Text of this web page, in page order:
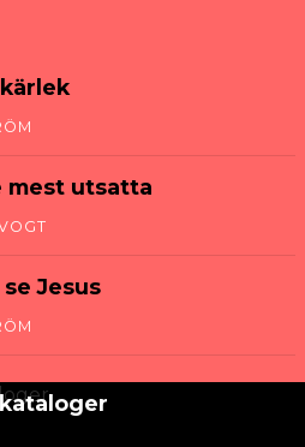
mest utsatta
Jesus